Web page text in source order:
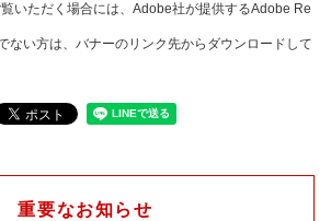
いただく場合には、Adobe社が提供するAdobe Re
ない方は、バナーのリンク先からダウンロードして
重要なお知らせ